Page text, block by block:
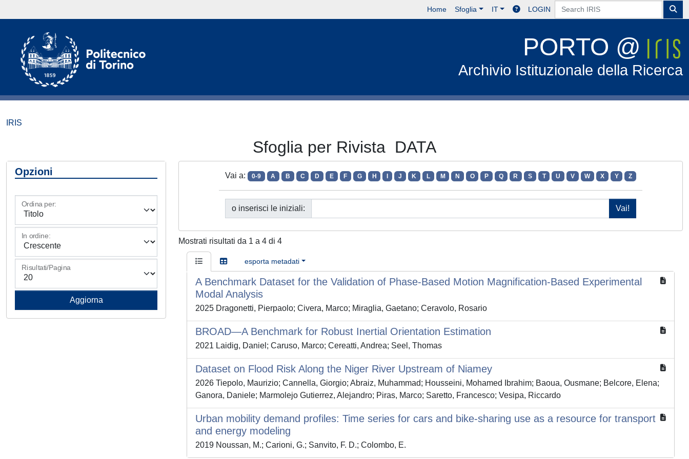
Home Sfoglia IT LOGIN
PORTO @
Archivio Istituzionale della Ricerca
IRIS
Sfoglia per Rivista DATA
Opzioni
Ordina per:
In ordine:
Risultati/Pagina
Vai a: 0-9 A B C D E F G H J K L M N O P Q R S T U V W X Y Z
o inserisci le iniziali:
Mostrati risultati da 1 a 4 di 4
esporta metadati
A Benchmark Dataset for the Validation of Phase-Based Motion Magnification-Based Experimental
Modal Analysis
2025 Dragonetti, Pierpaolo; Civera, Marco; Miraglia, Gaetano; Ceravolo, Rosario
BROAD—A Benchmark for Robust Inertial Orientation Estimation
2021 Laidig, Daniel; Caruso, Marco; Cereatti, Andrea; Seel, Thomas
Dataset on Flood Risk Along the Niger River Upstream of Niamey
2026 Tiepolo, Maurizio; Cannella, Giorgio; Abraiz, Muhammad; Housseini, Mohamed Ibrahim; Baoua, Ousmane; Belcore, Elena;
Ganora, Daniele; Marmolejo Gutierrez, Alejandro; Piras, Marco; Saretto, Francesco; Vesipa, Riccardo
Urban mobility demand profiles: Time series for cars and bike-sharing use as a resource for transport
and energy modeling
2019 Noussan, M.; Carioni, G.; Sanvito, F. D.; Colombo, E.